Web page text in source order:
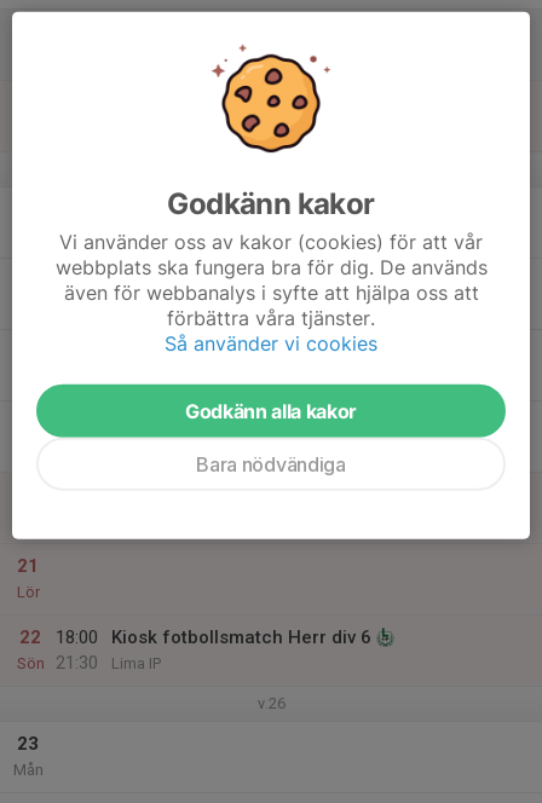
Kiosk fotbollsmatch Dam div 4
19 Kiosk fotbollsmatch Herr div 6
21
Lör
22
Sön
18:00
21:30
Kiosk fotbollsmatch Herr div 6
Lima IP
v.26
23
Mån
Godkänn kakor
Vi använder oss av kakor (cookies) för att vår
webbplats ska fungera bra för dig. De används
även för webbanalys i syfte att hjälpa oss att
förbättra våra tjänster.
Så använder vi cookies
Godkänn alla kakor
Bara nödvändiga